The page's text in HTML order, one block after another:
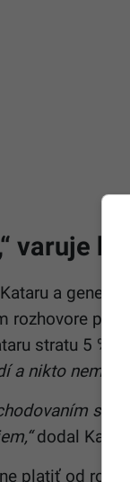
varuje
a
rozhovore pre
stratu 5 %
a nikto
s
dodal Kaabi.
platiť od roku